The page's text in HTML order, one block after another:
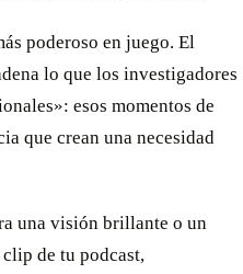
poderoso en juego. El
lo que los investigadores
esos momentos de
que crean una necesidad
una visión brillante o un
de tu podcast,